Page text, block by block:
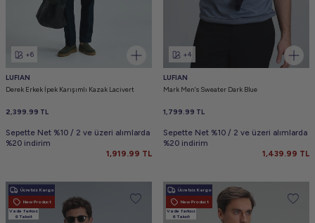
+6
LUFIAN
Derek Erkek İpek Karışımlı Kazak Lacivert
2,399.99 TL
Sepette Net %10 / 2 ve üzeri alımlarda
%20 indirim
1,919.99 TL
+4
LUFIAN
Mark Men's Sweater Dark Blue
1,799.99 TL
Sepette Net %10 / 2 ve üzeri alımlarda
%20 indirim
1,439.99 TL
Ücretsiz Kargo
New Product
Vade farksız
6 Taksit
Ücretsiz Kargo
New Product
Vade farksız
6 Taksit